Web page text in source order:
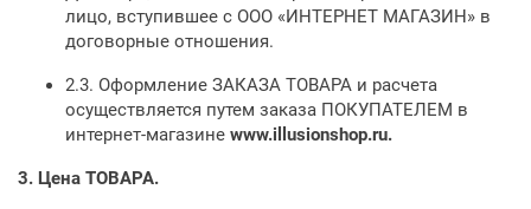
лицо, вступившее с ООО «ИНТЕРНЕТ МАГАЗИН» в
договорные отношения.
2.3. Оформление ЗАКАЗА ТОВАРА и расчета
осуществляется путем заказа ПОКУПАТЕЛЕМ в
интернет-магазине www.illusionshop.ru.
3. Цена ТОВАРА.